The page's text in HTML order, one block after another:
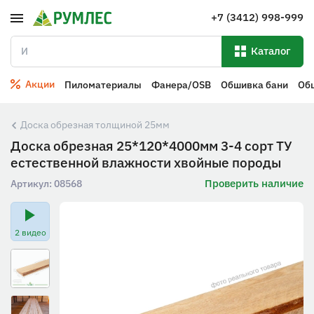
+7 (3412) 998-999
Каталог
Акции Пиломатериалы Фанера/OSB Обшивка бани
Доска обрезная толщиной 25мм
Доска обрезная 25*120*4000мм 3-4 сорт ТУ
естественной влажности хвойные породы
Артикул: 08568 Проверить наличие
2 видео